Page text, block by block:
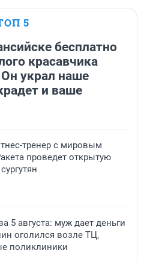
5
бесплатно
красавчика
украл наше
и ваше
тренер с мировым
проведет открытую
5 августа: муж дает деньги
оголился возле ТЦ,
поликлиники